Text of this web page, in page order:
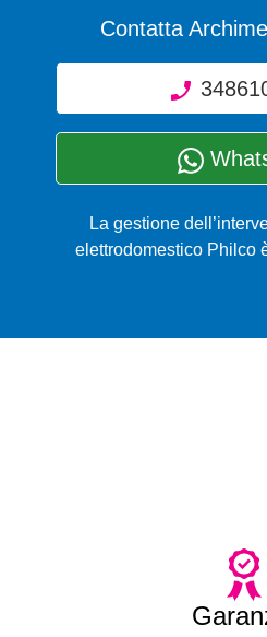
Contatta
La gestione
elettrodomestico Philco